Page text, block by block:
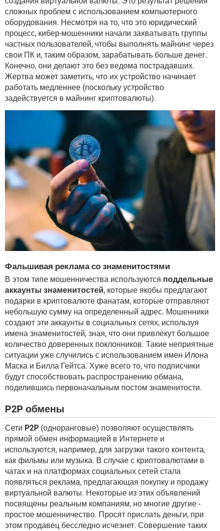
сложных проблем с использованием компьютерного
оборудования. Несмотря на то, что это юридический
процесс, кибер-мошенники начали захватывать группы
частных пользователей, чтобы выполнять майнинг через
свои ПК и, таким образом, зарабатывать больше денег.
Конечно, они делают это без ведома пострадавших.
Жертва может заметить, что их устройство начинает
работать медленнее (поскольку устройство
задействуется в майнинг криптовалюты).
Фальшивая реклама со знаменитостями
В этом типе мошенничества используются поддельные
аккаунты знаменитостей, которые якобы предлагают
подарки в криптовалюте фанатам, которые отправляют
небольшую сумму на определенный адрес. Мошенники
создают эти аккаунты в социальных сетях, используя
имена знаменитостей, зная, что они привлекут большое
количество доверенных поклонников. Такие неприятные
ситуации уже случились с использованием имен Илона
Маска и Билла Гейтса. Хуже всего то, что подписчики
будут способствовать распространению обмана,
поделившись первоначальным постом знаменитости.
P2P обмены
Сети P2P (одноранговые) позволяют осуществлять
прямой обмен информацией в Интернете и
используются, например, для загрузки такого контента,
как фильмы или музыка. В случае с криптовалютами в
чатах и ​​на платформах социальных сетей стала
появляться реклама, предлагающая покупку и продажу
виртуальной валюты. Некоторые из этих объявлений
посвящены реальным компаниям, но многие другие -
простое мошенничество. Просят прислать деньги, при
этом продавец бесследно исчезнет. Совершение таких